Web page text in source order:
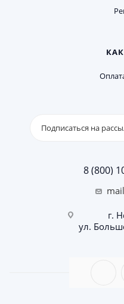
Подписаться на
8 (800)
г.
ул.